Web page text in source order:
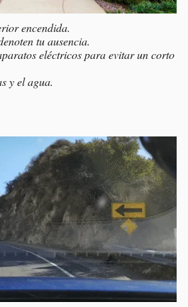
encendida.
tu ausencia.
eléctricos para evitar un corto
y el agua.